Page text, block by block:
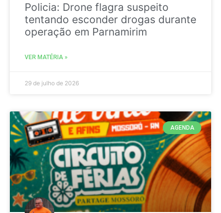
Policia: Drone flagra suspeito
tentando esconder drogas durante
operação em Parnamirim
VER MATÉRIA »
29 de julho de 2026
AGENDA